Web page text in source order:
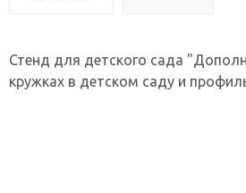
Стенд для детского сада
кружках в детском саду и